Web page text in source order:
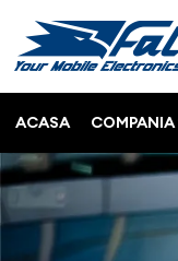
ACASA COMPANIA